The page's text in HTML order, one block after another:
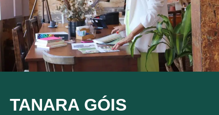
TANARA GÓIS